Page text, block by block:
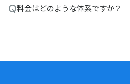
Q料金はどのような体系ですか？